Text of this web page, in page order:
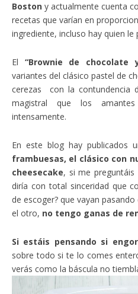
Boston y actualmente cuenta
recetas que varían en
ingrediente, incluso hay quien
El “Brownie de chocolate
variantes del clásico pastel de
cerezas con la contundencia
magistral que los
intensamente.
En este blog hay publicados
frambuesas, el clásico con
cheesecake, si me
diría con total sinceridad que
de escoger? que vayan
el otro, no tengo ganas de
Si estáis pensando si
sobre todo si te lo comes
verás como la báscula no